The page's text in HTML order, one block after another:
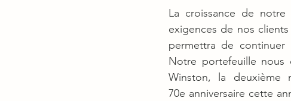
La croissance de
exigences de nos
permettra de continuer
Notre portefeuille nous
Winston, la deuxième
70e anniversaire cette